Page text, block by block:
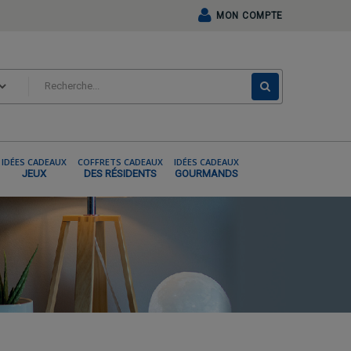
MON COMPTE
IDÉES CADEAUX
JEUX
COFFRETS CADEAUX
DES RÉSIDENTS
IDÉES CADEAUX
GOURMANDS